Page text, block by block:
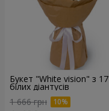
Букет "White vision" з 17
білих діантусів
1 666 грн